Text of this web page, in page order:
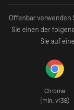
Offenbar verwenden
Sie einen der
Sie auf
Chrome
(min. v138)